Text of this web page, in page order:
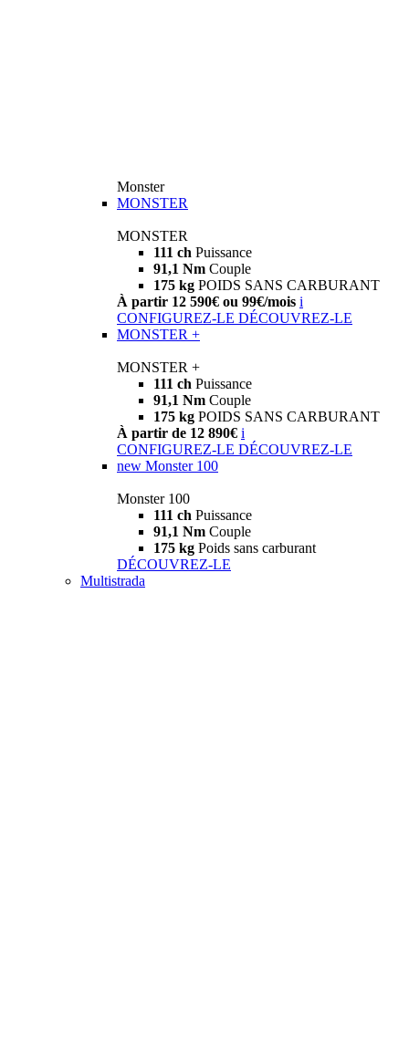
Monster
MONSTER
MONSTER
111 ch Puissance
91,1 Nm Couple
175 kg POIDS SANS CARBURANT
À partir 12 590€ ou 99€/mois i
CONFIGUREZ-LE DÉCOUVREZ-LE
MONSTER +
MONSTER +
111 ch Puissance
91,1 Nm Couple
175 kg POIDS SANS CARBURANT
À partir de 12 890€ i
CONFIGUREZ-LE DÉCOUVREZ-LE
new Monster 100
Monster 100
111 ch Puissance
91,1 Nm Couple
175 kg Poids sans carburant
DÉCOUVREZ-LE
Multistrada